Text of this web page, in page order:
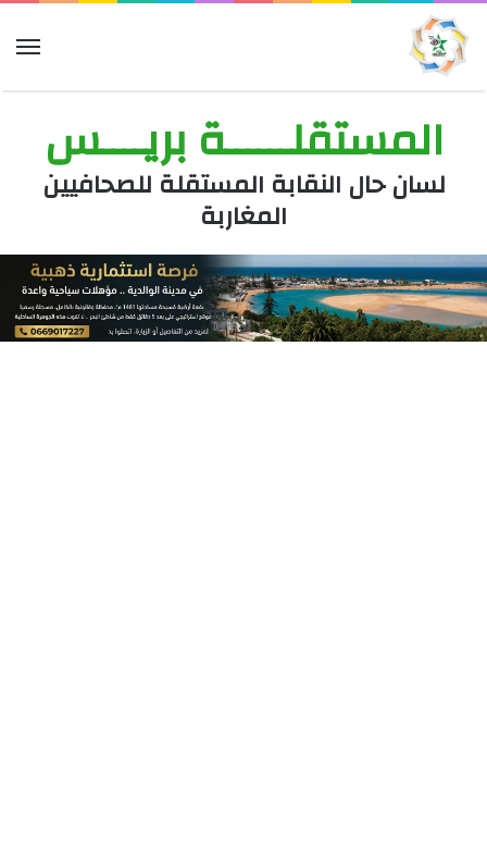
المستقلــــــة بريــــس
لسان حال النقابة المستقلة للصحافيين
المغاربة